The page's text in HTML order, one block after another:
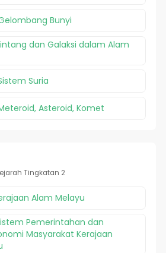
Bunyi
dan Galaksi dalam Alam
Suria
Asteroid, Komet
Tingkatan 2
Alam Melayu
Pemerintahan dan
Masyarakat Kerajaan